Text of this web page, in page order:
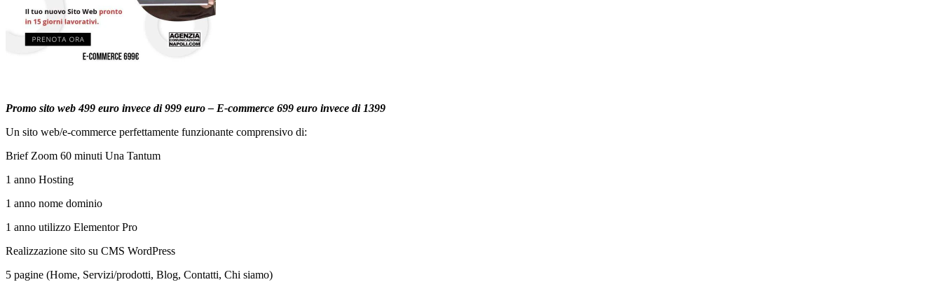
Promo sito web 499 euro invece di 999 euro – E-commerce 699 euro invece di 1399
Un sito web/e-commerce perfettamente funzionante comprensivo di:
Brief Zoom 60 minuti Una Tantum
1 anno Hosting
1 anno nome dominio
1 anno utilizzo Elementor Pro
Realizzazione sito su CMS WordPress
5 pagine (Home, Servizi/prodotti, Blog, Contatti, Chi siamo)